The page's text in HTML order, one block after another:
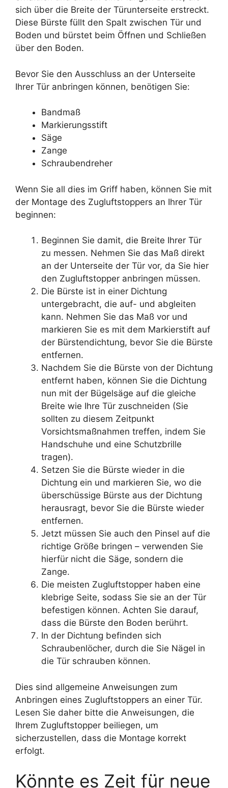
sich über die Breite der Türunterseite erstreckt.
Diese Bürste füllt den Spalt zwischen Tür und
Boden und bürstet beim Öffnen und Schließen
über den Boden.
Bevor Sie den Ausschluss an der Unterseite
Ihrer Tür anbringen können, benötigen Sie:
Bandmaß
Markierungsstift
Säge
Zange
Schraubendreher
Wenn Sie all dies im Griff haben, können Sie mit
der Montage des Zugluftstoppers an Ihrer Tür
beginnen:
Beginnen Sie damit, die Breite Ihrer Tür
zu messen. Nehmen Sie das Maß direkt
an der Unterseite der Tür vor, da Sie hier
den Zugluftstopper anbringen müssen.
Die Bürste ist in einer Dichtung
untergebracht, die auf- und abgleiten
kann. Nehmen Sie das Maß vor und
markieren Sie es mit dem Markierstift auf
der Bürstendichtung, bevor Sie die Bürste
entfernen.
Nachdem Sie die Bürste von der Dichtung
entfernt haben, können Sie die Dichtung
nun mit der Bügelsäge auf die gleiche
Breite wie Ihre Tür zuschneiden (Sie
sollten zu diesem Zeitpunkt
Vorsichtsmaßnahmen treffen, indem Sie
Handschuhe und eine Schutzbrille
tragen).
Setzen Sie die Bürste wieder in die
Dichtung ein und markieren Sie, wo die
überschüssige Bürste aus der Dichtung
herausragt, bevor Sie die Bürste wieder
entfernen.
Jetzt müssen Sie auch den Pinsel auf die
richtige Größe bringen – verwenden Sie
hierfür nicht die Säge, sondern die
Zange.
Die meisten Zugluftstopper haben eine
klebrige Seite, sodass Sie sie an der Tür
befestigen können. Achten Sie darauf,
dass die Bürste den Boden berührt.
In der Dichtung befinden sich
Schraubenlöcher, durch die Sie Nägel in
die Tür schrauben können.
Dies sind allgemeine Anweisungen zum
Anbringen eines Zugluftstoppers an einer Tür.
Lesen Sie daher bitte die Anweisungen, die
Ihrem Zugluftstopper beiliegen, um
sicherzustellen, dass die Montage korrekt
erfolgt.
Könnte es Zeit für neue